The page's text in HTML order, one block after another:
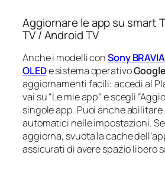
Aggiornare le app su smart
TV / Android TV
Anche i modelli conSony
OLEDe sistema operativo
aggiornamenti facili: accedi al
vai su “Le mie app” e scegli
singole app. Puoi anche
automatici nelle impostazioni. Se
aggiorna, svuota la cache
assicurati di avere spazio libero